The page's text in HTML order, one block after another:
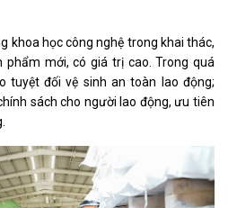
khoa học công nghệ trong khai thác,
phẩm mới, có giá trị cao. Trong quá
tuyệt đối vệ sinh an toàn lao động;
sách cho người lao động, ưu tiên